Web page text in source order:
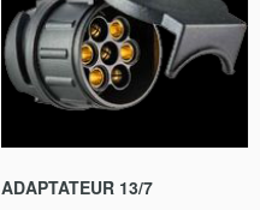
ADAPTATEUR 13/7